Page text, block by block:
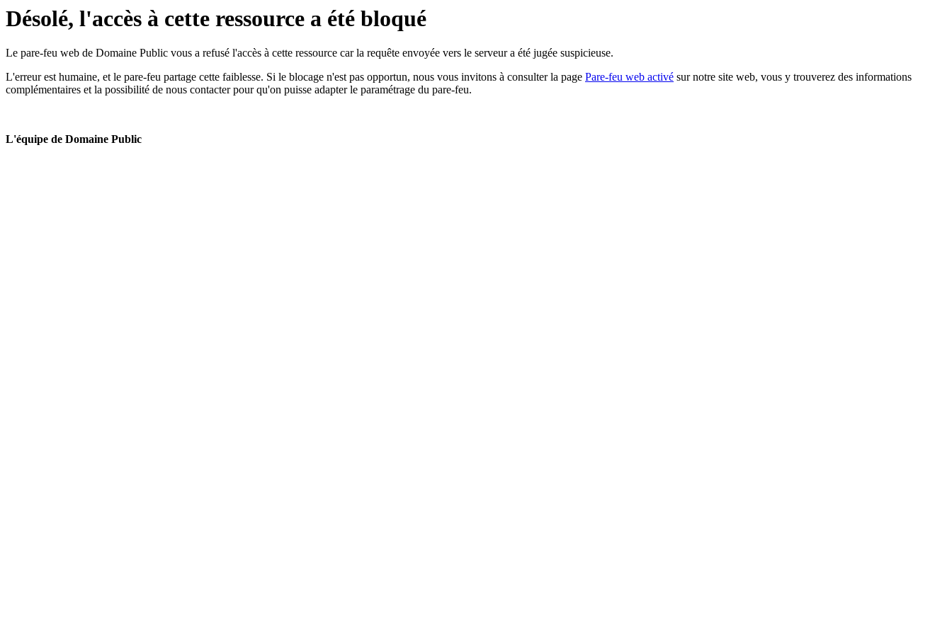
Désolé, l'accès à cette ressource a été bloqué
Le pare-feu web de Domaine Public vous a refusé l'accès à cette ressource car la requête envoyée vers le serveur a été jugée suspicieuse.
L'erreur est humaine, et le pare-feu partage cette faiblesse. Si le blocage n'est pas opportun, nous vous invitons à consulter la page Pare-feu web activé sur notre site web, vous y trouverez des informations
complémentaires et la possibilité de nous contacter pour qu'on puisse adapter le paramétrage du pare-feu.
L'équipe de Domaine Public